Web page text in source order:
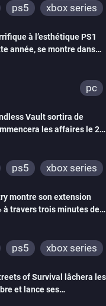
ps5 xbox series
à l’esthétique PS1
année, se montre dans
pc
Vault sortira de
les affaires le 2
ps5 xbox series
montre son extension
à travers trois minutes de
ps5 xbox series
of Survival lâchera les
et lance ses